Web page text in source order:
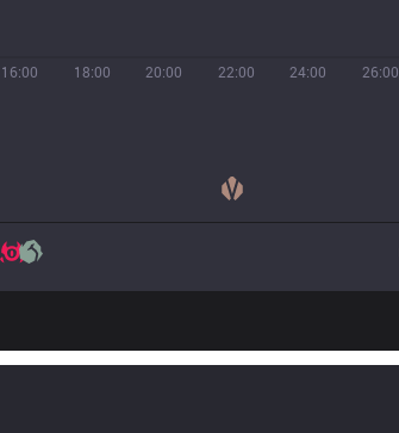
16:00 18:00 20:00 22:00 24:00 26:00